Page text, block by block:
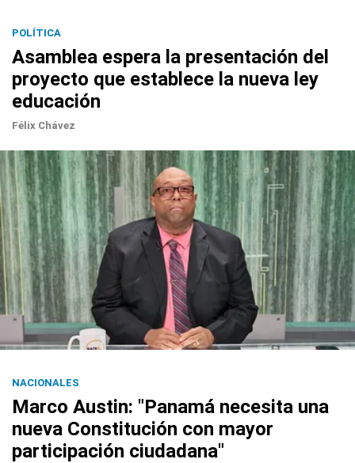
POLÍTICA
Asamblea espera la presentación del
proyecto que establece la nueva ley
educación
Félix Chávez
NACIONALES
Marco Austin: "Panamá necesita una
nueva Constitución con mayor
participación ciudadana"